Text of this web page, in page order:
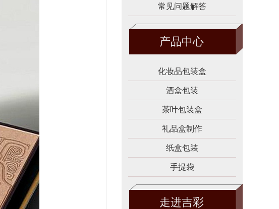
常见问题解答
产品中心
化妆品包装盒
酒盒包装
茶叶包装盒
礼品盒制作
纸盒包装
手提袋
走进吉彩